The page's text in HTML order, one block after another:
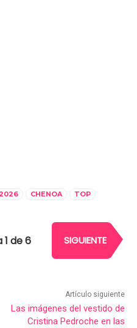
CHENOA TOP
1 de 6 SIGUIENTE
Artículo siguiente
Las imágenes del vestido de
Cristina Pedroche en las